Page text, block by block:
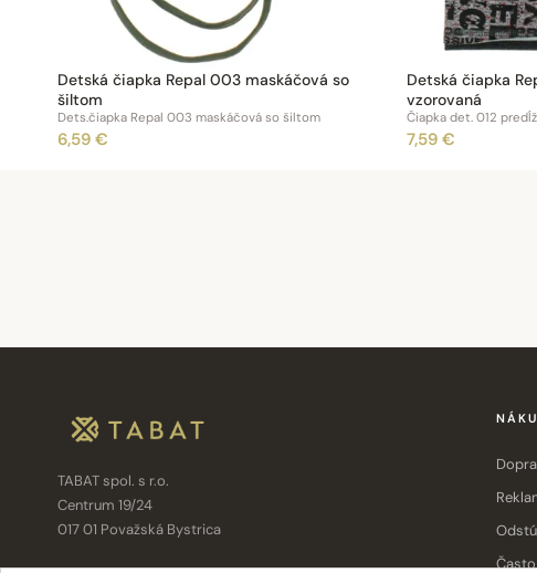
Detská čiapka Repal 003 maskáčová so
šiltom
Dets.čiapka Repal 003 maskáčová so šiltom
6,59 €
Detská čiapka
vzorovaná
Čiapka det. 012
7,59 €
TABAT spol. s r.o.
Centrum 19/24
017 01 Považská Bystrica